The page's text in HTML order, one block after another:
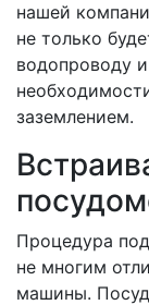
нашей
не только
водопроводу
заземлением.
Процедура
не многим
машины.